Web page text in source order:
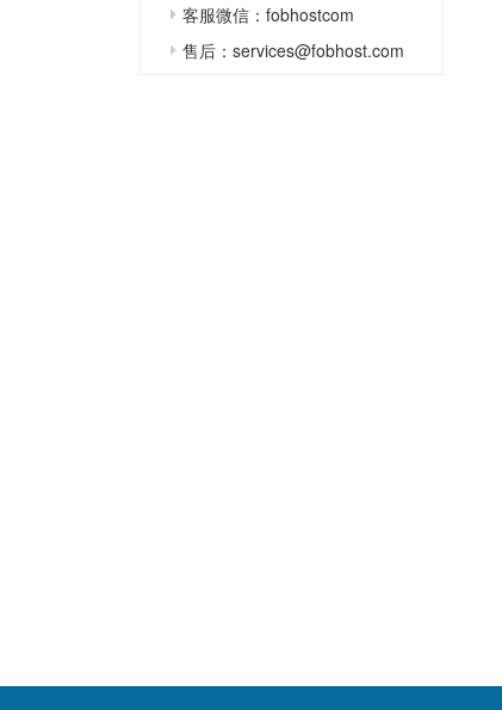
客服微信：fobhostcom
售后：services@fobhost.com